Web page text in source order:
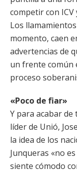
competir con ICV
Los
momento, caen
advertencias de
un frente común
proceso
«Poco de fiar»
Y para acabar de
líder de Unió,
la idea de los
Junqueras «no
siente cómodo